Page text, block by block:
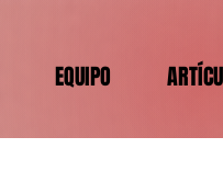
EQUIPO